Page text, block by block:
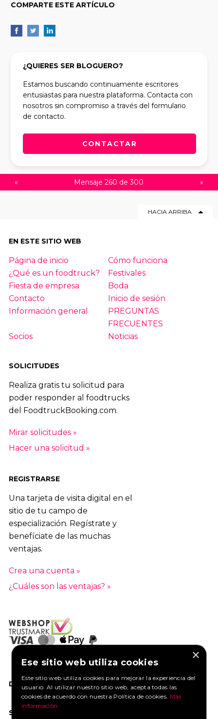
COMPARTE ESTE ARTÍCULO
¿QUIERES SER BLOGUERO?
Estamos buscando continuamente escritores
entusiastas para nuestra plataforma. Contacta con
nosotros sin compromiso a través del formulario
de contacto.
CONTACTAR
« Mensaje 260 de 300 »
HACIA ARRIBA
EN ESTE SITIO WEB
Página de inicio
Cómo funciona
¿Qué es un foodtruck?
Festivales
Fiesta de empresa
Boda
Contacto
Inicio de sesión
Información general
PREGUNTAS
FRECUENTES
Socios
Noticias
SOLICITUDES
Realiza gratis tu solicitud para
poder responder al foodtrucks
del FoodtruckBooking.com.
Mirar solicitudes »
Hacer una solicitud »
REGISTRARSE
Una tarjeta de visita digital en el
sitio de tu campo de
especialización. Regístrate y
benefíciate de las muchas
ventajas.
Crea una cuenta »
¿Cuáles son las ventajas? »
DANOS UN ME GUSTA EN FACEBOOK
SOCIAL MEDIA
×
Ese sitio web utiliza cookies
Este sitio web utiliza cookies para mejorar la experiencia del
usuario. Al utilizar nuestro sitio web, acepta todas las
cookies de acuerdo con nuestra Política de cookies. Más
información